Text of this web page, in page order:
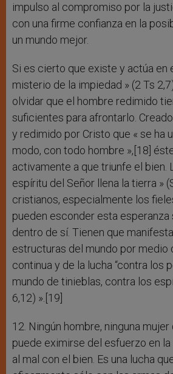
impulso al compromiso por la
con una firme confianza en la
un mundo mejor.
Si es cierto que existe y actúa en
misterio de la impiedad » (2 Ts
olvidar que el hombre redimido
suficientes para afrontarlo.
y redimido por Cristo que « se ha
modo, con todo hombre »,[18]
activamente a que triunfe el bien.
espíritu del Señor llena la tierra »
cristianos, especialmente los
pueden esconder esta
dentro de sí. Tienen que
estructuras del mundo por medio
continua y de la lucha “contra los
mundo de tinieblas, contra los
6,12) ».[19]
12. Ningún hombre, ninguna
puede eximirse del esfuerzo en
al mal con el bien. Es una lucha